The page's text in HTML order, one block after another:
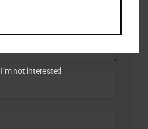
not interested